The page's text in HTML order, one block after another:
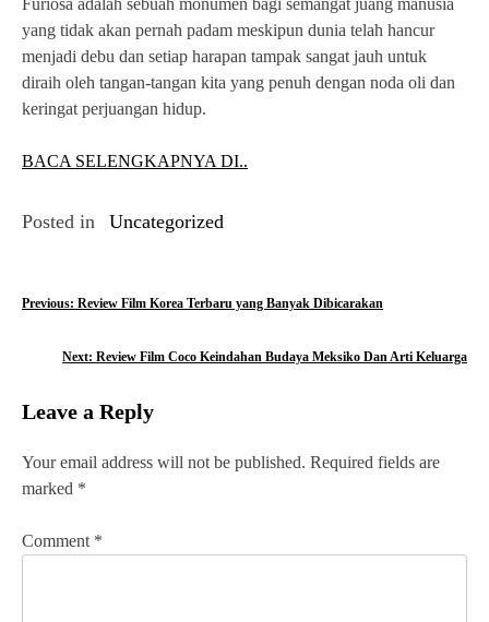
Furiosa adalah sebuah monumen bagi semangat juang manusia
yang tidak akan pernah padam meskipun dunia telah hancur
menjadi debu dan setiap harapan tampak sangat jauh untuk
diraih oleh tangan-tangan kita yang penuh dengan noda oli dan
keringat perjuangan hidup.
BACA SELENGKAPNYA DI..
Posted in Uncategorized
P
t
n
v
Previous: Review Film Korea Terbaru yang Banyak Dibicarakan
Next: Review Film Coco Keindahan Budaya Meksiko Dan Arti Keluarga
Leave a Reply
Your email address will not be published. Required fields are
marked *
Comment *